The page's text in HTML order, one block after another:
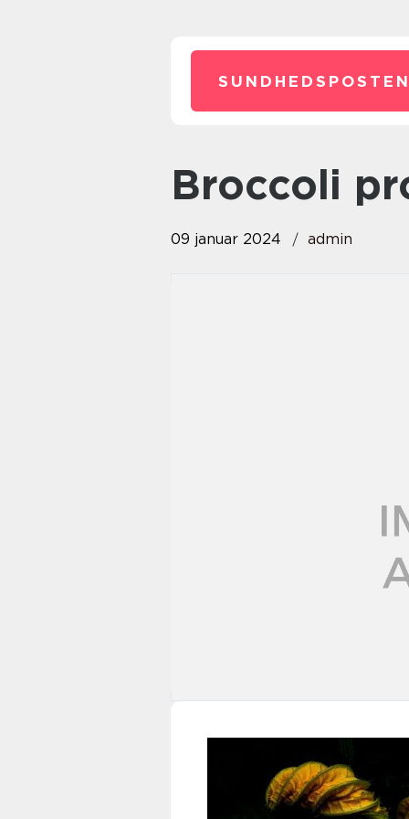
broccoli
09 januar 2024 admin